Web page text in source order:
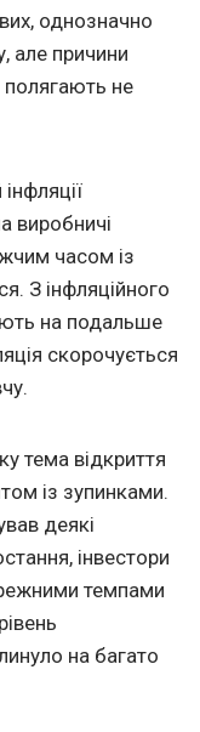
однозначно
але причини
полягають не
виробничі
часом із
З інфляційного
на подальше
скорочується
тема відкриття
із зупинками.
деякі
інвестори
темпами
на багато